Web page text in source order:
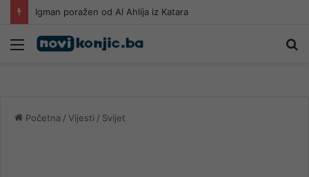
Igman poražen od Al Ahlija iz Katara
Meni
Početna / Vijesti / Svijet